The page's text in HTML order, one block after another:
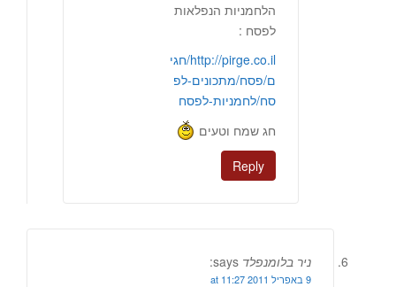
הלחמניות הנפלאות
לפסח :
http://pirge.co.il/חגי
ם/פסח/מתכונים-לפ
סח/לחמניות-לפסח
חג שמח וטעים
Reply
ניר בלומנפלד says:
9 באפריל 2011 at 11:27